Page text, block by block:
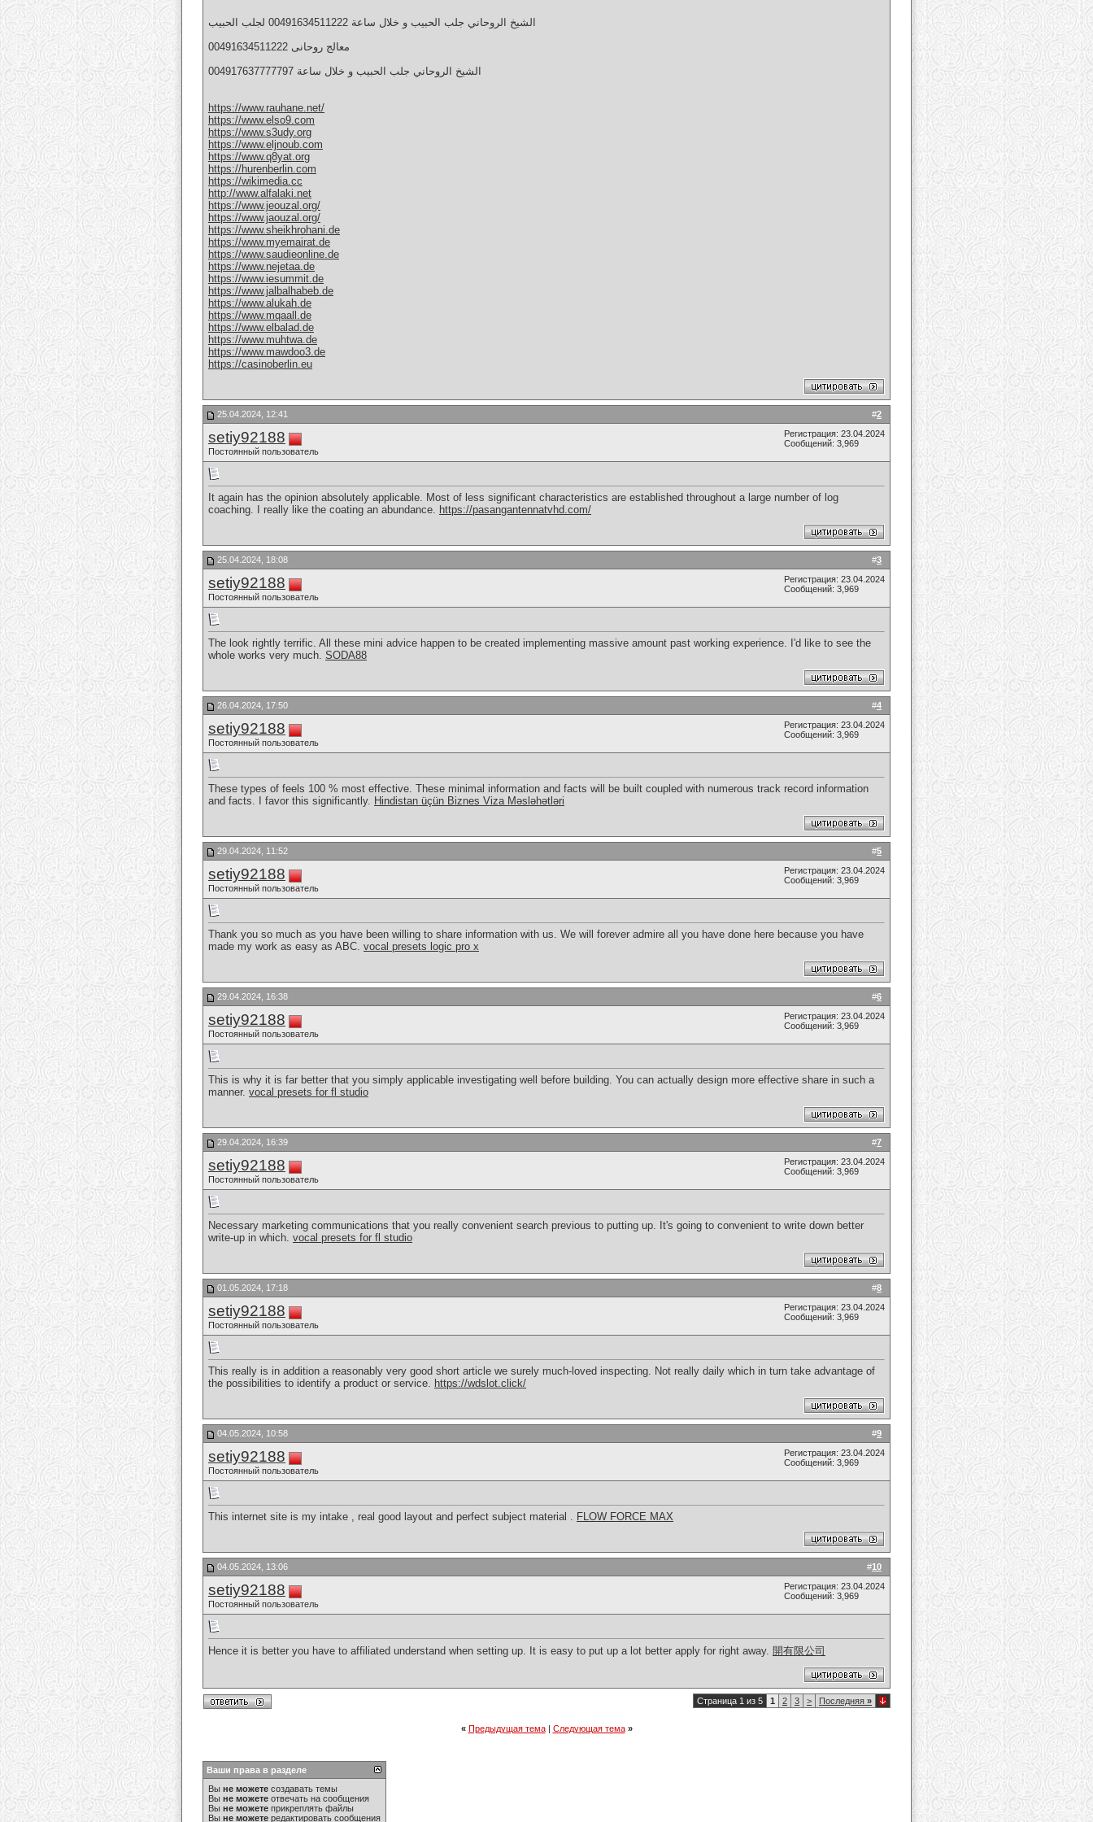
الشيخ الروحاني جلب الحبيب و خلال ساعة 00491634511222 لجلب الحبيب
معالج روحانى 00491634511222
004917637777797 الشيخ الروحاني جلب الحبيب و خلال ساعة
https://www.rauhane.net/
https://www.elso9.com
https://www.s3udy.org
https://www.eljnoub.com
https://www.q8yat.org
https://hurenberlin.com
https://wikimedia.cc
http://www.alfalaki.net
https://www.jeouzal.org/
https://www.jaouzal.org/
https://www.sheikhrohani.de
https://www.myemairat.de
https://www.saudieonline.de
https://www.nejetaa.de
https://www.iesummit.de
https://www.jalbalhabeb.de
https://www.alukah.de
https://www.mqaall.de
https://www.elbalad.de
https://www.muhtwa.de
https://www.mawdoo3.de
https://casinoberlin.eu
#2
25.04.2024, 12:41
setiy92188
Постоянный пользователь
Регистрация: 23.04.2024
Сообщений: 3,969
It again has the opinion absolutely applicable. Most of less significant characteristics are established throughout a large number of log
coaching. I really like the coating an abundance. https://pasangantennatvhd.com/
#3
25.04.2024, 18:08
setiy92188
Постоянный пользователь
Регистрация: 23.04.2024
Сообщений: 3,969
The look rightly terrific. All these mini advice happen to be created implementing massive amount past working experience. I'd like to see the
whole works very much. SODA88
#4
26.04.2024, 17:50
setiy92188
Постоянный пользователь
Регистрация: 23.04.2024
Сообщений: 3,969
These types of feels 100 % most effective. These minimal information and facts will be built coupled with numerous track record information
and facts. I favor this significantly. Hindistan üçün Biznes Viza Məsləhətləri
#5
29.04.2024, 11:52
setiy92188
Постоянный пользователь
Регистрация: 23.04.2024
Сообщений: 3,969
Thank you so much as you have been willing to share information with us. We will forever admire all you have done here because you have
made my work as easy as ABC. vocal presets logic pro x
#6
29.04.2024, 16:38
setiy92188
Постоянный пользователь
Регистрация: 23.04.2024
Сообщений: 3,969
This is why it is far better that you simply applicable investigating well before building. You can actually design more effective share in such a
manner. vocal presets for fl studio
#7
29.04.2024, 16:39
setiy92188
Постоянный пользователь
Регистрация: 23.04.2024
Сообщений: 3,969
Necessary marketing communications that you really convenient search previous to putting up. It's going to convenient to write down better
write-up in which. vocal presets for fl studio
#8
01.05.2024, 17:18
setiy92188
Постоянный пользователь
Регистрация: 23.04.2024
Сообщений: 3,969
This really is in addition a reasonably very good short article we surely much-loved inspecting. Not really daily which in turn take advantage of
the possibilities to identify a product or service. https://wdslot.click/
#9
04.05.2024, 10:58
setiy92188
Постоянный пользователь
Регистрация: 23.04.2024
Сообщений: 3,969
This internet site is my intake , real good layout and perfect subject material . FLOW FORCE MAX
#10
04.05.2024, 13:06
setiy92188
Постоянный пользователь
Регистрация: 23.04.2024
Сообщений: 3,969
Hence it is better you have to affiliated understand when setting up. It is easy to put up a lot better apply for right away. 開有限公司
Страница 1 из 5 1 2 3 > Последняя »
« Предыдущая тема| Следующая тема »
Ваши права в разделе
Вы не можете создавать темы
Вы не можете отвечать на сообщения
Вы не можете прикреплять файлы
Вы не можете редактировать сообщения